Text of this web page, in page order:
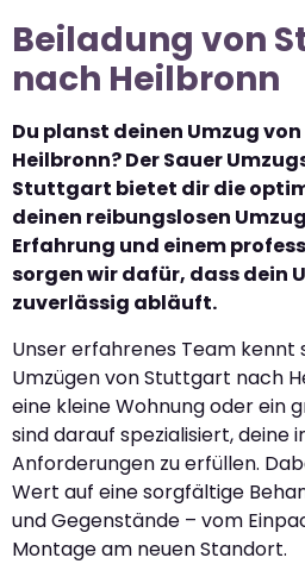
Beiladung von
nach Heilbronn
Du planst deinen Umzug
Heilbronn? Der Sauer
Stuttgart bietet dir die
deinen reibungslosen
Erfahrung und einem
sorgen wir dafür, dass dein
zuverlässig abläuft.
Unser erfahrenes Team kennt
Umzügen von Stuttgart nach
eine kleine Wohnung oder ein
sind darauf spezialisiert, deine
Anforderungen zu erfüllen.
Wert auf eine sorgfältige
und Gegenstände – vom
Montage am neuen Standort.